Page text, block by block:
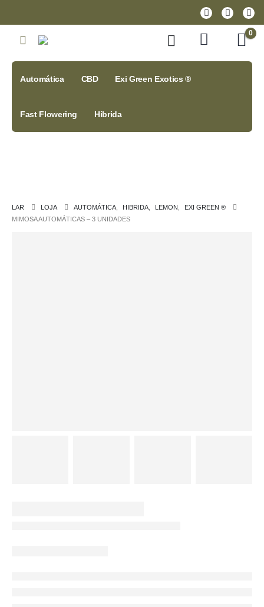
0
Automática CBD Exi Green Exotics ®
Fast Flowering Hibrida
LAR LOJA AUTOMÁTICA HIBRIDA LEMON
EXI GREEN ®
MIMOSA AUTOMÁTICAS – 3 UNIDADES